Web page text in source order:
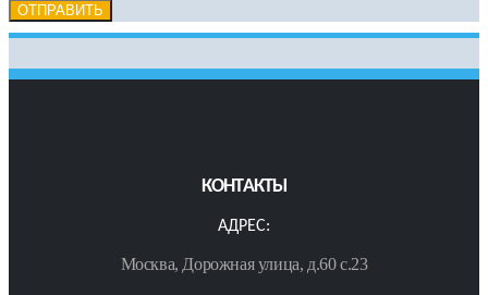
ОТПРАВИТЬ
КОНТАКТЫ
АДРЕС:
Москва, Дорожная улица, д.60 с.23